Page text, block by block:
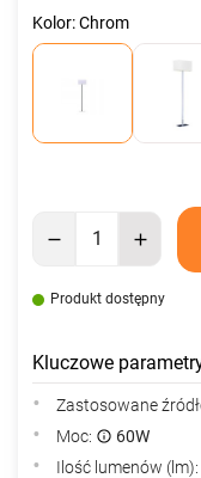
Kolor: Chrom
Produkt dostępny
Kluczowe
Zastosowane
Moc:
60W
Ilość lumenów (lm):